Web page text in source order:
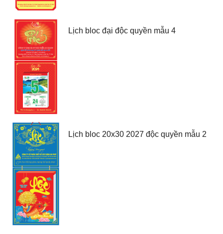
Lịch bloc đại độc quyền mẫu 4
Lịch bloc 20x30 2027 độc quyền mẫu 2